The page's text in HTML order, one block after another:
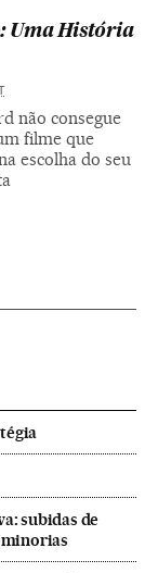
Uma História
não consegue
filme que
escolha do seu
subidas de
minorias